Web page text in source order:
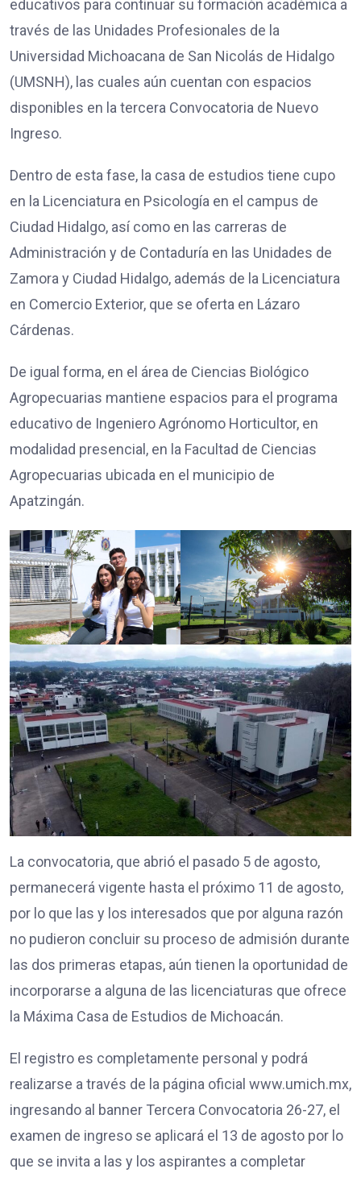
educativos para continuar su formación académica a
través de las Unidades Profesionales de la
Universidad Michoacana de San Nicolás de Hidalgo
(UMSNH), las cuales aún cuentan con espacios
disponibles en la tercera Convocatoria de Nuevo
Ingreso.
Dentro de esta fase, la casa de estudios tiene cupo
en la Licenciatura en Psicología en el campus de
Ciudad Hidalgo, así como en las carreras de
Administración y de Contaduría en las Unidades de
Zamora y Ciudad Hidalgo, además de la Licenciatura
en Comercio Exterior, que se oferta en Lázaro
Cárdenas.
De igual forma, en el área de Ciencias Biológico
Agropecuarias mantiene espacios para el programa
educativo de Ingeniero Agrónomo Horticultor, en
modalidad presencial, en la Facultad de Ciencias
Agropecuarias ubicada en el municipio de
Apatzingán.
La convocatoria, que abrió el pasado 5 de agosto,
permanecerá vigente hasta el próximo 11 de agosto,
por lo que las y los interesados que por alguna razón
no pudieron concluir su proceso de admisión durante
las dos primeras etapas, aún tienen la oportunidad de
incorporarse a alguna de las licenciaturas que ofrece
la Máxima Casa de Estudios de Michoacán.
El registro es completamente personal y podrá
realizarse a través de la página oficial www.umich.mx,
ingresando al banner Tercera Convocatoria 26-27, el
examen de ingreso se aplicará el 13 de agosto por lo
que se invita a las y los aspirantes a completar